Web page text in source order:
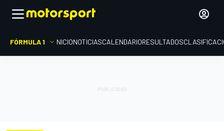
FÓRMULA 1 INICIONOTICIASCALENDARIORESULTADOS